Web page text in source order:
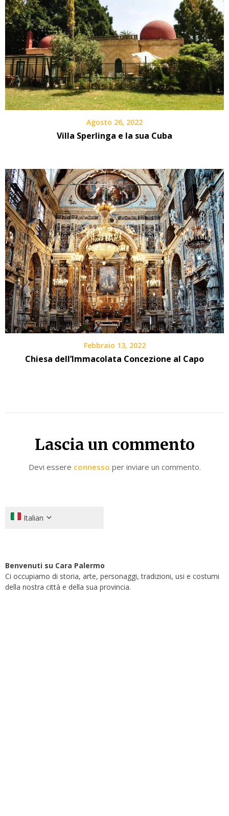
Agosto 26, 2022
Villa Sperlinga e la sua Cuba
Febbraio 13, 2022
Chiesa dell’Immacolata Concezione al Capo
Lascia un commento
Devi essere connesso per inviare un commento.
Italian
Benvenuti su Cara Palermo
Ci occupiamo di storia, arte, personaggi, tradizioni, usi e costumi
della nostra città e della sua provincia.